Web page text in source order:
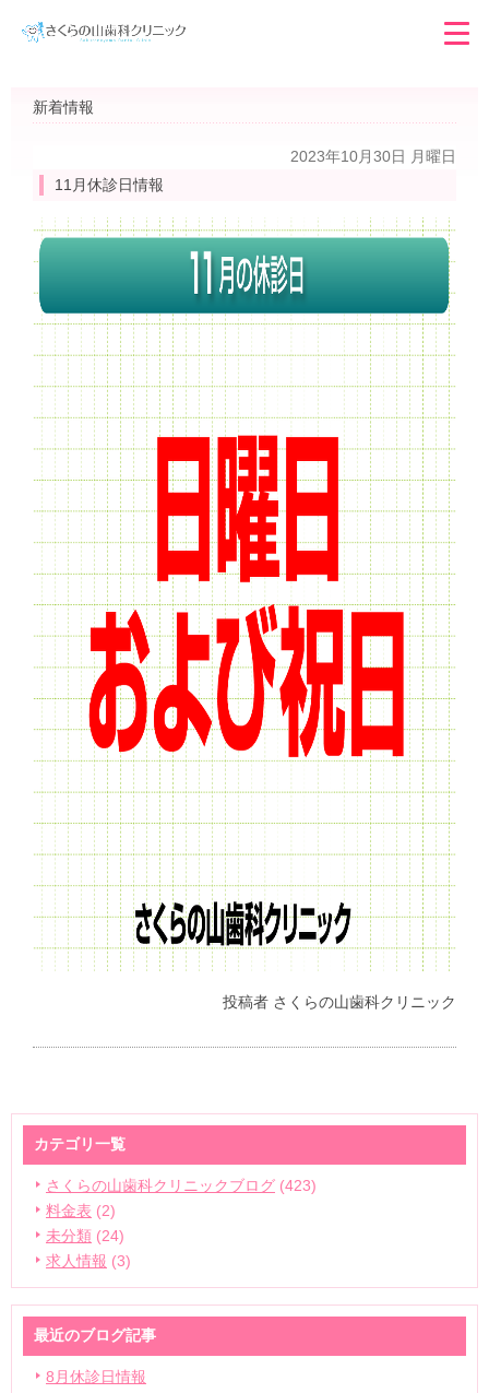
新着情報
2023年10月30日 月曜日
11月休診日情報
投稿者 さくらの山歯科クリニック
カテゴリ一覧
さくらの山歯科クリニックブログ (423)
料金表 (2)
未分類 (24)
求人情報 (3)
最近のブログ記事
8月休診日情報